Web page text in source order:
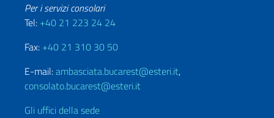
Per i servizi consolari
Tel: +40 21 223 24 24
Fax: +40 21 310 30 50
E-mail:ambasciata.bucarest@esteri.it,
consolato.bucarest@esteri.it
Gli uffici della sede